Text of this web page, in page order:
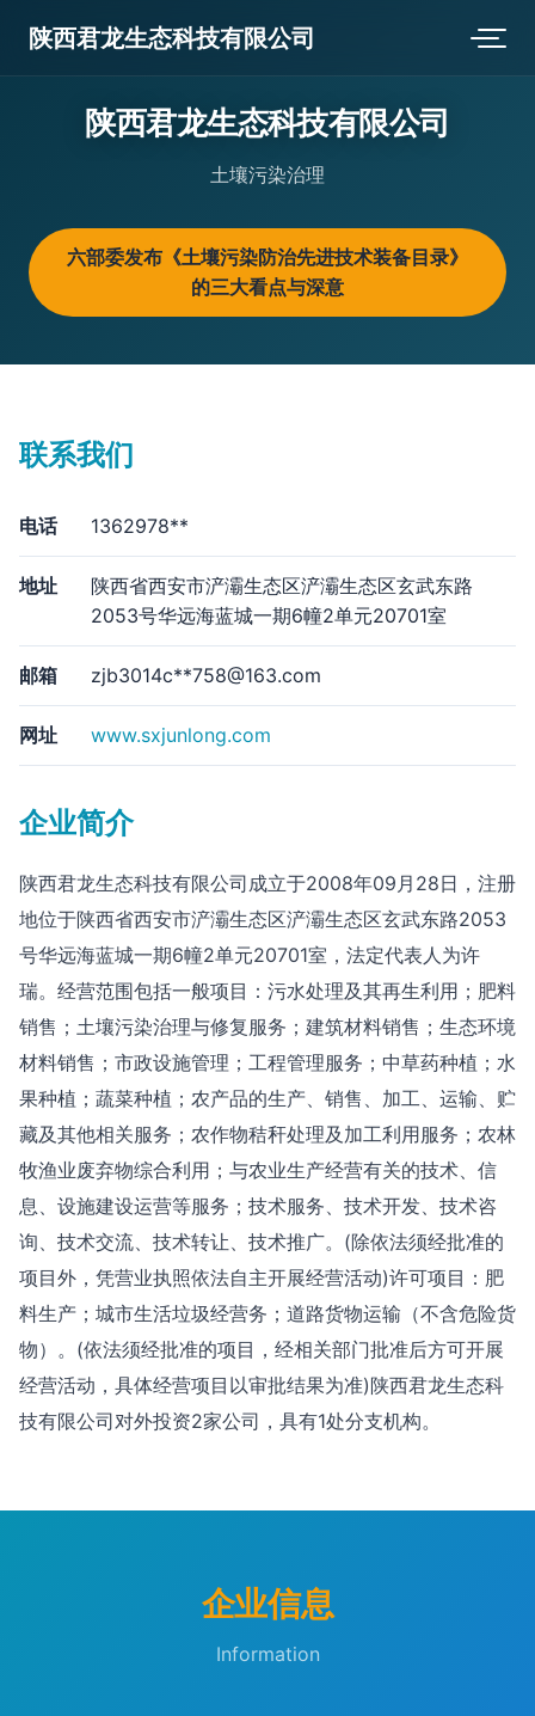
陕西君龙生态科技有限公司
陕西君龙生态科技有限公司
土壤污染治理
六部委发布《土壤污染防治先进技术装备目录》
的三大看点与深意
联系我们
电话 1362978**
地址
陕西省西安市浐灞生态区浐灞生态区玄武东路
2053号华远海蓝城一期6幢2单元20701室
邮箱 zjb3014c**758@163.com
网址 www.sxjunlong.com
企业简介
陕西君龙生态科技有限公司成立于2008年09月28日，注册
地位于陕西省西安市浐灞生态区浐灞生态区玄武东路2053
号华远海蓝城一期6幢2单元20701室，法定代表人为许
瑞。经营范围包括一般项目：污水处理及其再生利用；肥料
销售；土壤污染治理与修复服务；建筑材料销售；生态环境
材料销售；市政设施管理；工程管理服务；中草药种植；水
果种植；蔬菜种植；农产品的生产、销售、加工、运输、贮
藏及其他相关服务；农作物秸秆处理及加工利用服务；农林
牧渔业废弃物综合利用；与农业生产经营有关的技术、信
息、设施建设运营等服务；技术服务、技术开发、技术咨
询、技术交流、技术转让、技术推广。(除依法须经批准的
项目外，凭营业执照依法自主开展经营活动)许可项目：肥
料生产；城市生活垃圾经营务；道路货物运输（不含危险货
物）。(依法须经批准的项目，经相关部门批准后方可开展
经营活动，具体经营项目以审批结果为准)陕西君龙生态科
技有限公司对外投资2家公司，具有1处分支机构。
企业信息
Information